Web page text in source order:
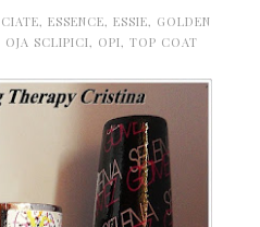
CIATE, ESSENCE, ESSIE, GOLDEN
OJA SCLIPICI, OPI, TOP COAT